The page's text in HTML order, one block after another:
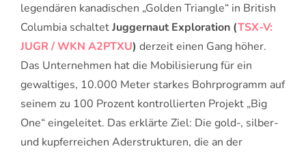
legendären kanadischen „Golden Triangle“ in British
Columbia schaltetJuggernaut Exploration (TSX-V:
JUGR / WKN A2PTXU) derzeit einen Gang höher.
Das Unternehmen hat die Mobilisierung für ein
gewaltiges, 10.000 Meter starkes Bohrprogramm auf
seinem zu 100 Prozent kontrollierten Projekt „Big
One“ eingeleitet. Das erklärte Ziel: Die gold-, silber-
und kupferreichen Aderstrukturen, die an der